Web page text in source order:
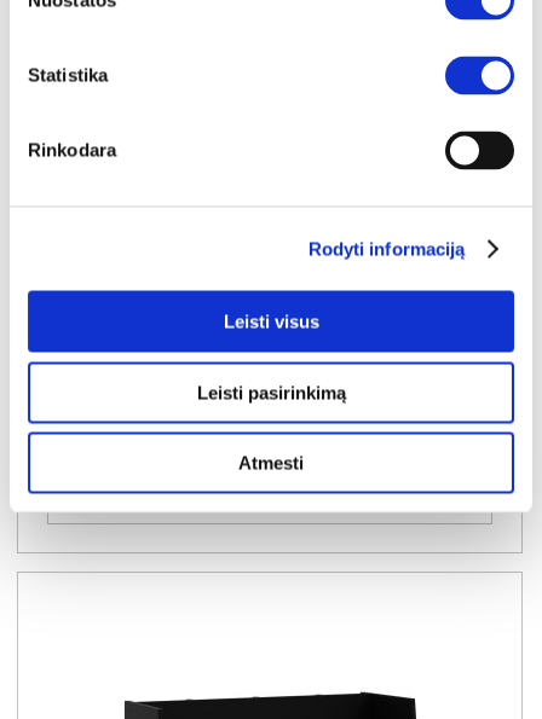
Statistika
Rinkodara
Rodyti informaciją
Leisti visus
Leisti pasirinkimą
Atmesti
CYBERMAN CBMN161-Z12M rašomojo stalo kojos
44€
- 10€
Kaina galioja sandėlyje esančioms prekėms
34€
Į krepšelį